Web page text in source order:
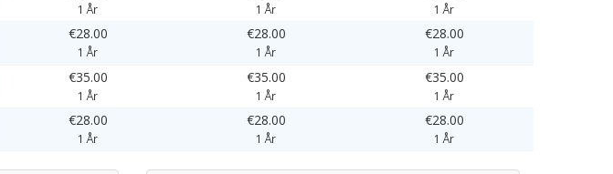
1 År 1 År 1 År
€28.00
1 År
€28.00
1 År
€28.00
1 År
€35.00
1 År
€35.00
1 År
€35.00
1 År
€28.00
1 År
€28.00
1 År
€28.00
1 År